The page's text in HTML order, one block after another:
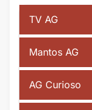
TV AG
Mantos AG
AG Curioso